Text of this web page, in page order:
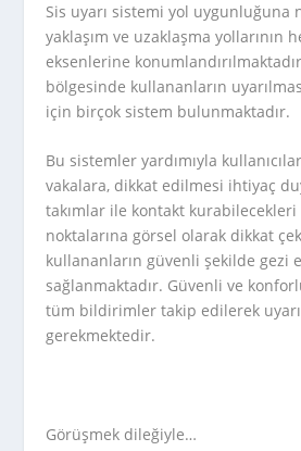
Sis uyarı sistemi yol uygunluğuna
yaklaşım ve uzaklaşma yollarının
eksenlerine
bölgesinde kullananların
için birçok sistem bulunmaktadır.
Bu sistemler yardımıyla
vakalara, dikkat edilmesi ihtiyaç
takımlar ile kontakt kurabilecekleri
noktalarına görsel olarak dikkat
kullananların güvenli şekilde gezi
sağlanmaktadır. Güvenli ve
tüm bildirimler takip edilerek
gerekmektedir.
Görüşmek dileğiyle…